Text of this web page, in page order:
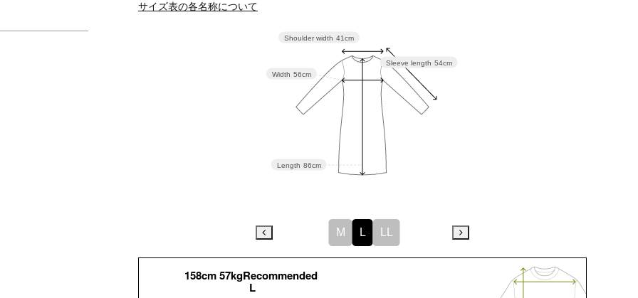
サイズ表の各名称について
Sleeve length 54cm
Length 86cm
Width 56cm
Shoulder width 41cm
M L
158cm 57kgRecommended
L